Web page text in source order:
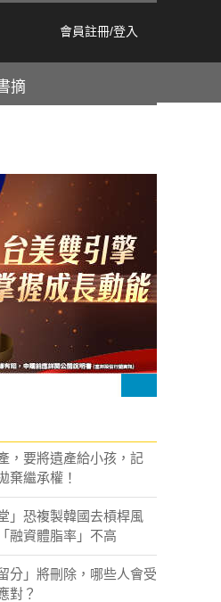
會員註冊/登入
摘
，要將遺產給小孩，記
棄繼承權！
」恐複製韓國去槓桿風
融資體脂率」不高
分」將刪除，哪些人會受
對？